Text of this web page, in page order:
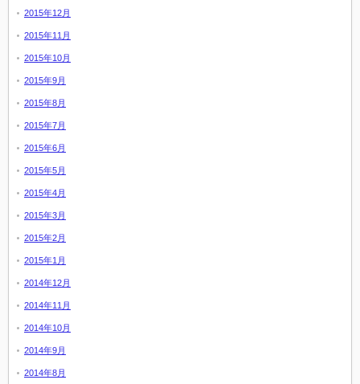
2015年12月
2015年11月
2015年10月
2015年9月
2015年8月
2015年7月
2015年6月
2015年5月
2015年4月
2015年3月
2015年2月
2015年1月
2014年12月
2014年11月
2014年10月
2014年9月
2014年8月